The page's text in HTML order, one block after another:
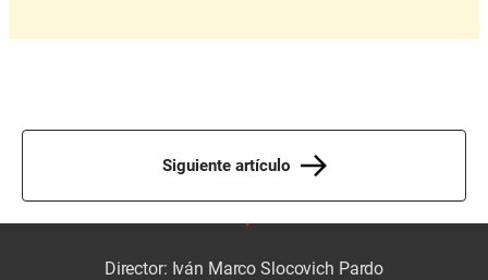
Siguiente artículo
Director: Iván Marco Slocovich Pardo